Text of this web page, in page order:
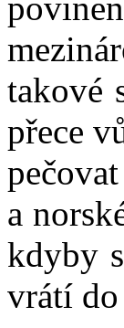
takové
přece
a
kdyby
vrátí